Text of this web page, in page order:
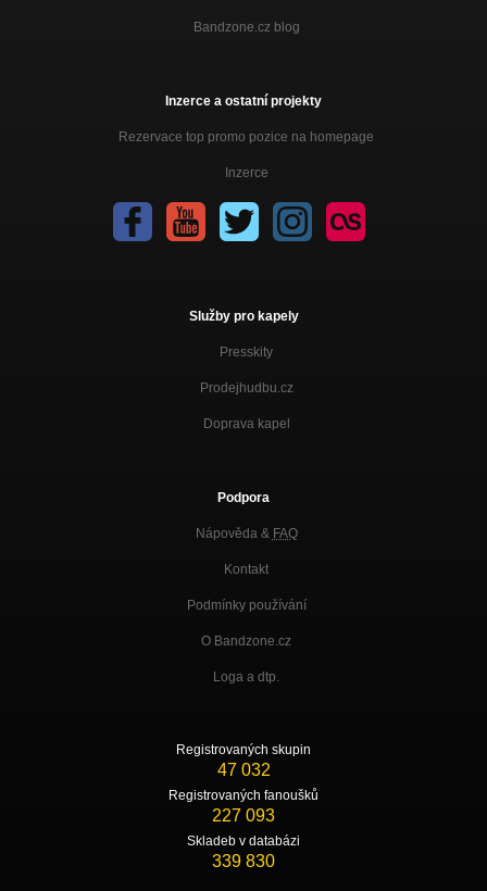
Bandzone.cz blog
Inzerce a ostatní projekty
Rezervace top promo pozice na homepage
Inzerce
Služby pro kapely
Presskity
Prodejhudbu.cz
Doprava kapel
Podpora
Nápověda & FAQ
Kontakt
Podmínky používání
O Bandzone.cz
Loga a dtp.
Registrovaných skupin
47 032
Registrovaných fanoušků
227 093
Skladeb v databázi
339 830